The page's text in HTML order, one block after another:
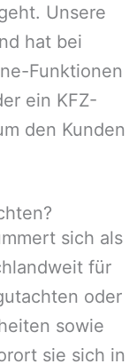
Unsere
hat bei
Funktionen
ein KFZ-
den Kunden
sich als
für
oder
sowie
sie sich in